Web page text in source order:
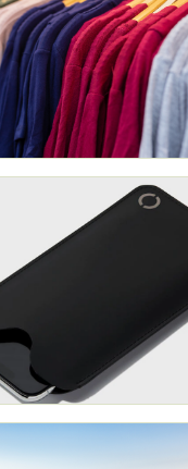
ログイン